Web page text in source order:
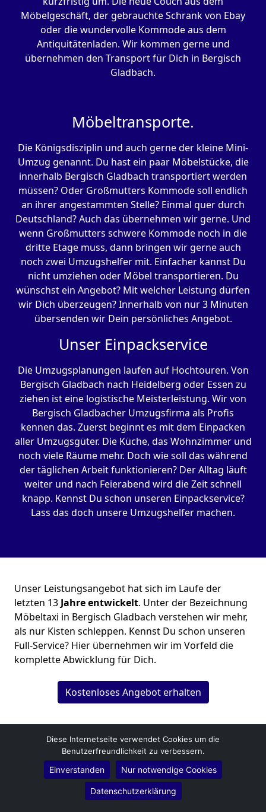
Möbelgeschäft, der gebrauchte Schrank von Ebay
oder die wundervolle Kommode aus dem
Antiquitätenladen. Wir kommen gerne und
übernehmen den Transport für Dich in Bergisch
Gladbach.
Möbeltransporte.
Die Königsdisziplin und auch gerne der kleine Mini-
Umzug genannt. Du hast ein paar Möbelstücke, die
innerhalb Bergisch Gladbach transportiert werden
müssen? Oder Großmutters Kommode soll endlich
an ihrer angestammten Stelle? Einmal quer durch
Deutschland? Auch das übernehmen wir gerne. Und
wenn Großmutters schwere Kommode noch in die
dritte Etage muss, dann bringen wir gerne auch
noch zwei Umzugshelfer mit. Einfacher kannst Du
nicht umziehen oder Möbel transportieren. Du
wünschst ein Angebot? Mit welcher Leistung dürfen
wir Dich überzeugen? Innerhalb von nur 3 Minuten
übersenden wir Dein persönliches Angebot.
Unser Einpackservice
Die Umzugsplanungen laufen auf Hochtouren. Von
Bergisch Gladbach nach Heidelberg oder Essen zu
ziehen ist eine logistische Meisterleistung. Wir von
Bergisch Gladbacher Umzugsfirma als Profis
kennen das. Zuerst beginnt es mit dem Einpacken
aller Umzugsgüter. Die Küche, das Wohnzimmer und
noch viele Räume mehr. Doch wie soll das während
der täglichen Arbeit funktionieren? Der Alltag läuft
weiter und nach Feierabend wird die Zeit schnell
knapp. Kennst Du schon unseren Einpackservice?
Lass das doch unsere Umzugshelfer machen.
Unser Leistungsangebot hat sich im Laufe der
letzten 13 Jahre entwickelt. Unter der Bezeichnung
Möbeltaxi in Bergisch Gladbach verstehen wir mehr,
als nur Kisten schleppen. Kennst Du schon unseren
Full-Service? Hier übernehmen wir im Vorfeld die
komplette Abwicklung für Dich.
Kostenloses Angebot erhalten
Bergisch Gladbacher Umzugsfirma
Diese Internetseite verwendet Cookies um die
Benutzerfreundlichkeit zu verbessern.
Einverstanden Nur notwendige Cookies
Datenschutzerklärung